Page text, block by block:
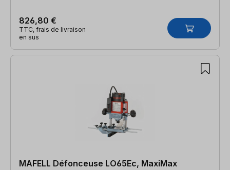
826,80 €
TTC, frais de livraison
en sus
MAFELL Défonceuse LO65Ec, MaxiMax